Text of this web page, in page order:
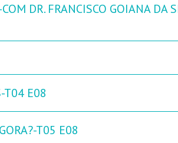
DR. FRANCISCO GOIANA DA
T04 E08
T05 E08